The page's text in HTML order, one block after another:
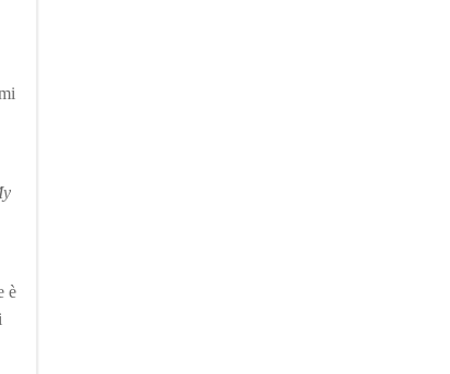
è